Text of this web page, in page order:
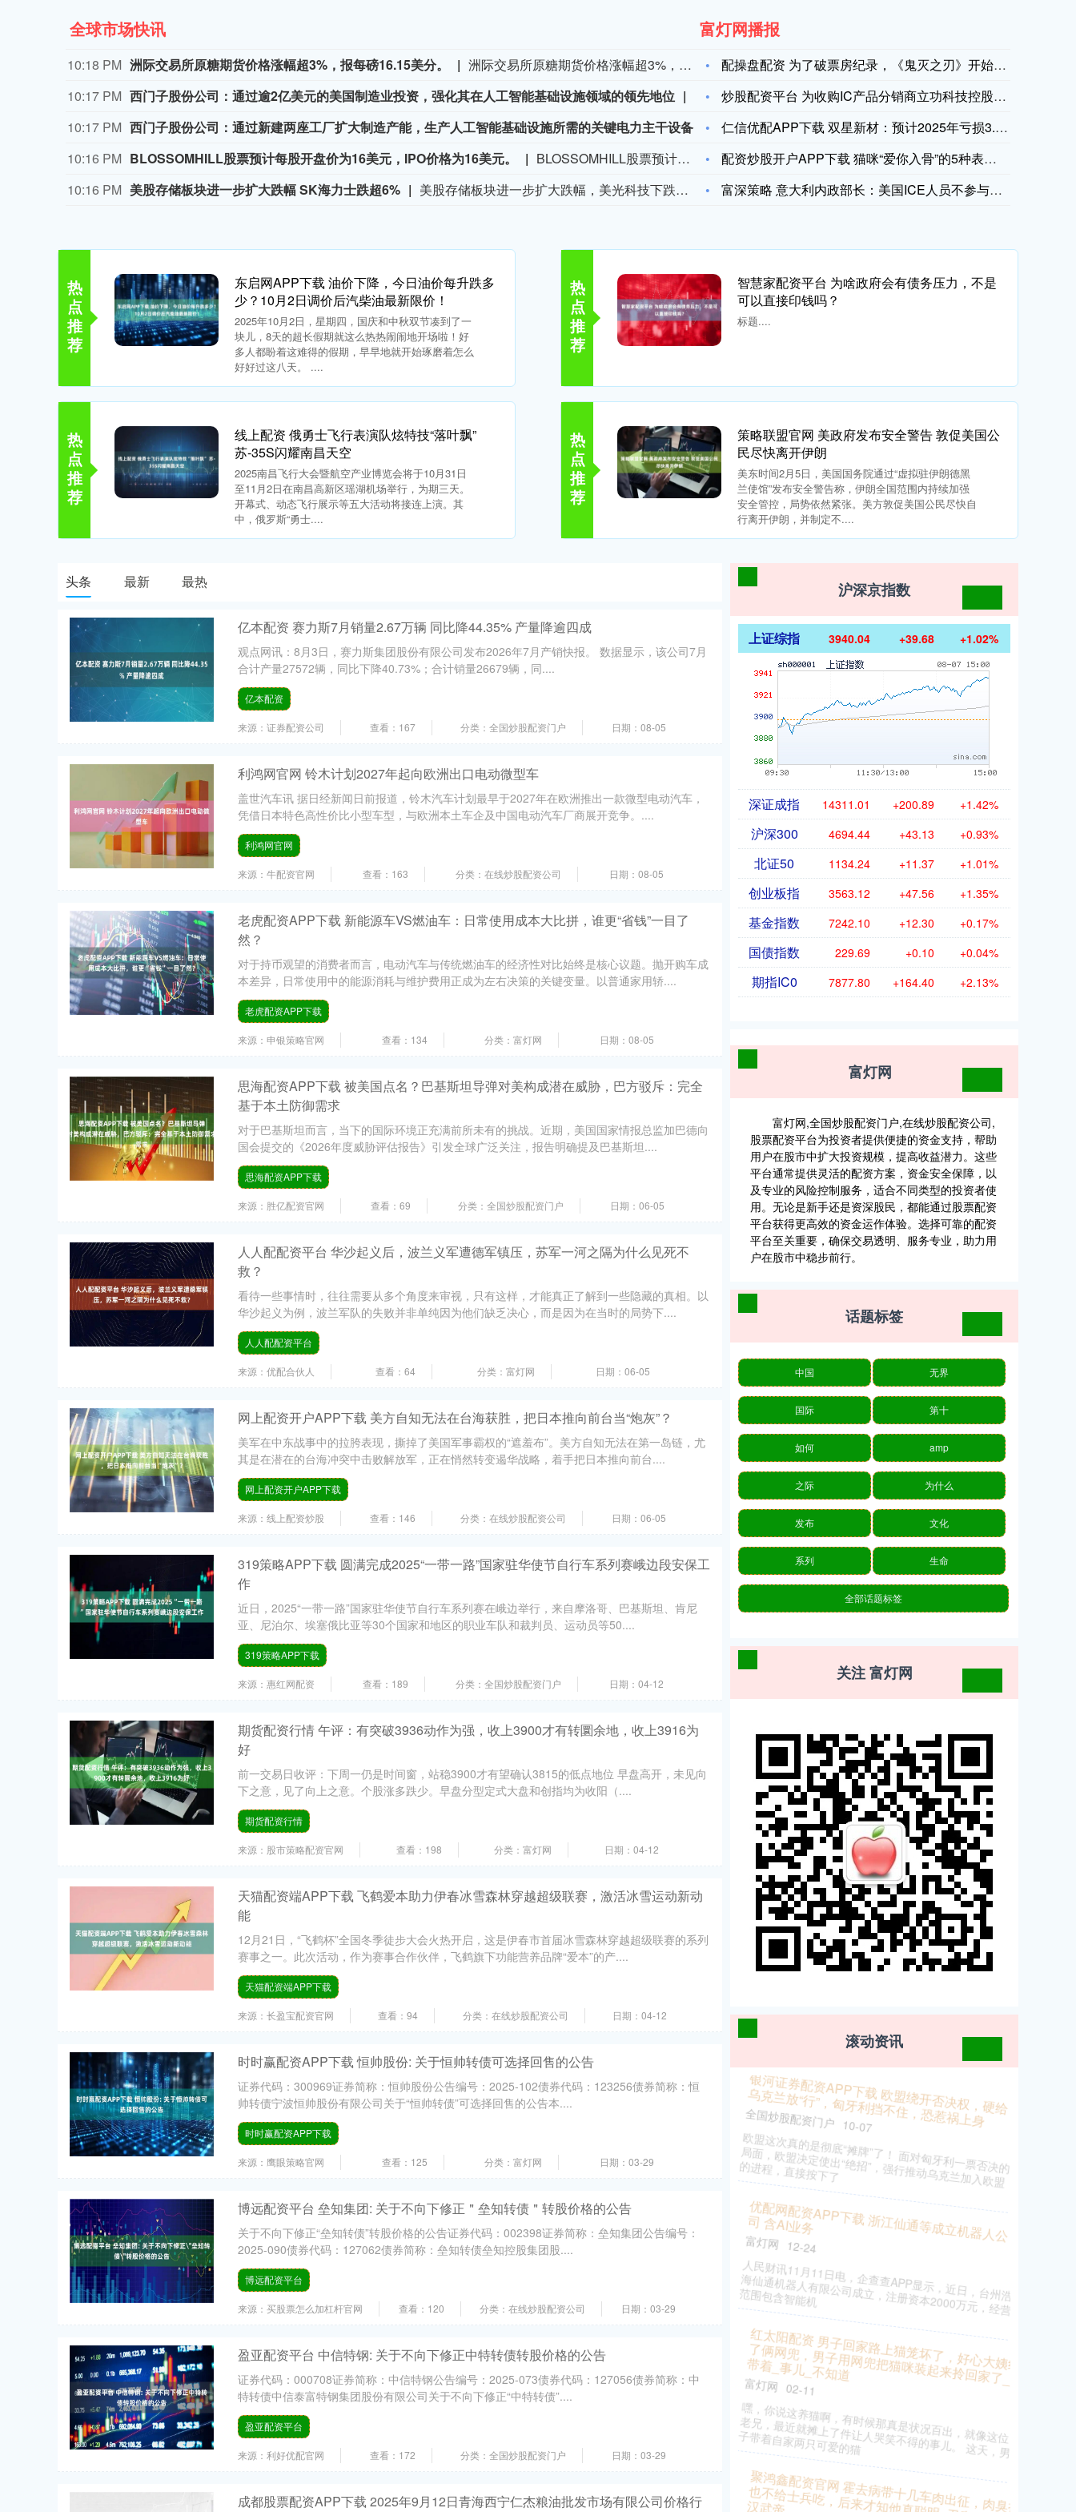
全球市场快讯
10:18 PM 洲际交易所原糖期货价格涨幅超3%，报每磅16.15美分。
洲际交易所原糖期货价格涨幅超3%，报每磅16.15美分。
10:17 PM 西门子股份公司：通过逾2亿美元的美国制造业投资，强化其在人工智能基础设施领域的领先地位
西门子股份公司：通过逾2亿美元的美国制造业投资，强化其在人
10:17 PM
西门子股份公司：通过新建两座工厂扩大制造产能，生产人工
10:16 PM BLOSSOMHILL股票预计每股开盘价为16美元，IPO价格为16美元。
BLOSSOMHILL股票预计每股开盘价为16美元，IPO价格为16美元。
10:16 PM 美股存储板块进一步扩大跌幅 SK海力士跌超6% 美股存储板块进一步扩大跌幅，美光科技下跌3.57%，SK海力士下跌6.07%，闪迪下跌5.21%，西部数据下跌5.86%，希捷科技下跌10.01%，铠侠ADR下跌5.3%。
富灯网播报
配操盘配资 为了破票房纪录，《鬼灭之刃》开始“无限发福利”?
炒股配资平台 为收购IC产品分销商立功科技控股权 商络电子拟
仁信优配APP下载 双星新材：预计2025年亏损3.8亿元-
配资炒股开户APP下载 猫咪“爱你入骨”的5种表现，全中就偷
富深策略 意大利内政部长：美国ICE人员不参与米兰冬奥会安保
热
点
推
荐
东启网APP下载 油价下降，今日油价每升跌多
少？10月2日调价后汽柴油最新限价！
2025年10月2日，星期四，国庆和中秋双节凑到了一
块儿，8天的超长假期就这么热热闹闹地开场啦！好
多人都盼着这难得的假期，早早地就开始琢磨着怎么
好好过这八天。 ....
热
点
推
荐
智慧家配资平台 为啥政府会有债务压力，不是
可以直接印钱吗？
标题....
热
点
推
荐
线上配资 俄勇士飞行表演队炫特技“落叶飘”
苏-35S闪耀南昌天空
2025南昌飞行大会暨航空产业博览会将于10月31日
至11月2日在南昌高新区瑶湖机场举行，为期三天。
开幕式、动态飞行展示等五大活动将接连上演。其
中，俄罗斯“勇士....
热
点
推
荐
策略联盟官网 美政府发布安全警告 敦促美国公
民尽快离开伊朗
美东时间2月5日，美国国务院通过“虚拟驻伊朗德黑
兰使馆”发布安全警告称，伊朗全国范围内持续加强
安全管控，局势依然紧张。美方敦促美国公民尽快自
行离开伊朗，并制定不....
头条 最新 最热
亿本配资 赛力斯7月销量2.67万辆 同比降44.35% 产量降逾四成
观点网讯：8月3日，赛力斯集团股份有限公司发布2026年7月产销快报。 数据显示，该公司7月
合计产量27572辆，同比下降40.73%；合计销量26679辆，同....
亿本配资
来源：证券配资公司 查看：167 分类：全国炒股配资门户 日期：08-05
利鸿网官网 铃木计划2027年起向欧洲出口电动微型车
盖世汽车讯 据日经新闻日前报道，铃木汽车计划最早于2027年在欧洲推出一款微型电动汽车，
凭借日本特色高性价比小型车型，与欧洲本土车企及中国电动汽车厂商展开竞争。....
利鸿网官网
来源：牛配资官网 查看：163 分类：在线炒股配资公司 日期：08-05
老虎配资APP下载 新能源车VS燃油车：日常使用成本大比拼，谁更“省钱”一目了
然？
对于持币观望的消费者而言，电动汽车与传统燃油车的经济性对比始终是核心议题。抛开购车成
本差异，日常使用中的能源消耗与维护费用正成为左右决策的关键变量。以普通家用轿....
老虎配资APP下载
来源：申银策略官网 查看：134 分类：富灯网 日期：08-05
思海配资APP下载 被美国点名？巴基斯坦导弹对美构成潜在威胁，巴方驳斥：完全
基于本土防御需求
对于巴基斯坦而言，当下的国际环境正充满前所未有的挑战。近期，美国国家情报总监加巴德向
国会提交的《2026年度威胁评估报告》引发全球广泛关注，报告明确提及巴基斯坦....
思海配资APP下载
来源：胜亿配资官网 查看：69 分类：全国炒股配资门户 日期：06-05
人人配配资平台 华沙起义后，波兰义军遭德军镇压，苏军一河之隔为什么见死不
救？
看待一些事情时，往往需要从多个角度来审视，只有这样，才能真正了解到一些隐藏的真相。以
华沙起义为例，波兰军队的失败并非单纯因为他们缺乏决心，而是因为在当时的局势下....
人人配配资平台
来源：优配合伙人 查看：64 分类：富灯网 日期：06-05
网上配资开户APP下载 美方自知无法在台海获胜，把日本推向前台当“炮灰”？
美军在中东战事中的拉胯表现，撕掉了美国军事霸权的“遮羞布”。美方自知无法在第一岛链，尤
其是在潜在的台海冲突中击败解放军，正在悄然转变遏华战略，着手把日本推向前台....
网上配资开户APP下载
来源：线上配资炒股 查看：146 分类：在线炒股配资公司 日期：06-05
319策略APP下载 圆满完成2025“一带一路”国家驻华使节自行车系列赛峨边段安保工
作
近日，2025“一带一路”国家驻华使节自行车系列赛在峨边举行，来自摩洛哥、巴基斯坦、肯尼
亚、尼泊尔、埃塞俄比亚等30个国家和地区的职业车队和裁判员、运动员等50....
319策略APP下载
来源：惠红网配资 查看：189 分类：全国炒股配资门户 日期：04-12
期货配资行情 午评：有突破3936动作为强，收上3900才有转圜余地，收上3916为
好
前一交易日收评：下周一仍是时间窗，站稳3900才有望确认3815的低点地位 早盘高开，未见向
下之意，见了向上之意。个股涨多跌少。早盘分型定式大盘和创指均为收阳（....
期货配资行情
来源：股市策略配资官网 查看：198 分类：富灯网 日期：04-12
天猫配资端APP下载 飞鹤爱本助力伊春冰雪森林穿越超级联赛，激活冰雪运动新动
能
12月21日，“飞鹤杯”全国冬季徒步大会火热开启，这是伊春市首届冰雪森林穿越超级联赛的系列
赛事之一。此次活动，作为赛事合作伙伴，飞鹤旗下功能营养品牌“爱本”的产....
天猫配资端APP下载
来源：长盈宝配资官网 查看：94 分类：在线炒股配资公司 日期：04-12
时时赢配资APP下载 恒帅股份: 关于恒帅转债可选择回售的公告
证券代码：300969证券简称：恒帅股份公告编号：2025-102债券代码：123256债券简称：恒
帅转债宁波恒帅股份有限公司关于“恒帅转债”可选择回售的公告本....
时时赢配资APP下载
来源：鹰眼策略官网 查看：125 分类：富灯网 日期：03-29
博远配资平台 垒知集团: 关于不向下修正＂垒知转债＂转股价格的公告
关于不向下修正“垒知转债”转股价格的公告证券代码：002398证券简称：垒知集团公告编号：
2025-090债券代码：127062债券简称：垒知转债垒知控股集团股....
博远配资平台
来源：买股票怎么加杠杆官网 查看：120 分类：在线炒股配资公司 日期：03-29
盈亚配资平台 中信特钢: 关于不向下修正中特转债转股价格的公告
证券代码：000708证券简称：中信特钢公告编号：2025-073债券代码：127056债券简称：中
特转债中信泰富特钢集团股份有限公司关于不向下修正“中特转债”....
盈亚配资平台
来源：利好优配官网 查看：172 分类：全国炒股配资门户 日期：03-29
成都股票配资APP下载 2025年9月12日青海西宁仁杰粮油批发市场有限公司价格行
沪深京指数
上证综指 3940.04 +39.68 +1.02%
深证成指 14311.01 +200.89 +1.42%
沪深300 4694.44 +43.13 +0.93%
北证50 1134.24 +11.37 +1.01%
创业板指 3563.12 +47.56 +1.35%
基金指数 7242.10 +12.30 +0.17%
国债指数 229.69 +0.10 +0.04%
期指IC0 7877.80 +164.40 +2.13%
富灯网
富灯网,全国炒股配资门户,在线炒股配资公司,
股票配资平台为投资者提供便捷的资金支持，帮助
用户在股市中扩大投资规模，提高收益潜力。这些
平台通常提供灵活的配资方案，资金安全保障，以
及专业的风险控制服务，适合不同类型的投资者使
用。无论是新手还是资深股民，都能通过股票配资
平台获得更高效的资金运作体验。选择可靠的配资
平台至关重要，确保交易透明、服务专业，助力用
户在股市中稳步前行。
话题标签
中国 无界
国际 第十
如何 amp
之际 为什么
发布 文化
系列 生命
全部话题标签
关注 富灯网
滚动资讯
做股票配资官网 当年杨家将被困的二郎山是现在
的什么地方？
富灯网 12-12
宋太宗赵光义正在御书房内来回踱步，眉头紧锁。刚
刚，他接到一个令人震惊的消息：西路军主帅潘美突然
撤军了。这一决定意味着什么
股票账户怎么加杠杆 2025年9月12日青岛市城阳
蔬菜水产品批发市场有限公司价格行情
在线炒股配资公司
（原标题：2025年9月12日青岛市城阳蔬菜水产品批发
市场有限公司价格行情） 品种 最高价 最低价 大宗价
面粉 4.5
资配宝APP下载 国机精工：截至2025年9月20日
公司股东人数为56188户
在线炒股配资公司 09-30
证券日报网讯国机精工（002046）9月24日在互动平台
回答投资者提问时表示，截至2025年9月20日，公司股
东人数为5
七星策略官网平台 美国日本又焦虑了 押注反中
绑美失败
富灯网 02-15